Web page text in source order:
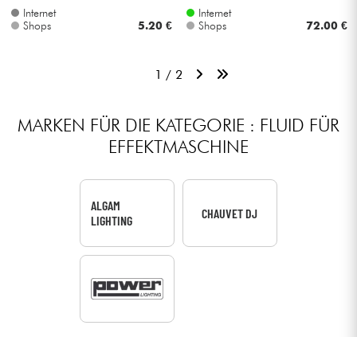
Internet
Shops
5.20 €
Internet
Shops
72.00 €
1 / 2
MARKEN FÜR DIE KATEGORIE : FLUID FÜR
EFFEKTMASCHINE
ALGAM
LIGHTING
CHAUVET DJ